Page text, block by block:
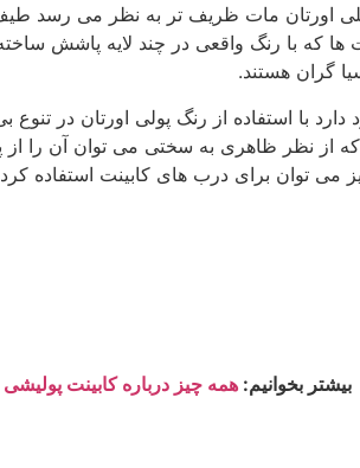
اورتان مات ظریف تر به نظر می رسد
ها که با رنگ واقعی در چند لایه پاشش
گران هستند.
با استفاده از رنگ پولی اورتان در
از نظر ظاهری به سختی می توان آن را
می توان برای درب های کابینت استفاده
بیشتر بخوانیم: همه چیز درباره کابینت پولیشی